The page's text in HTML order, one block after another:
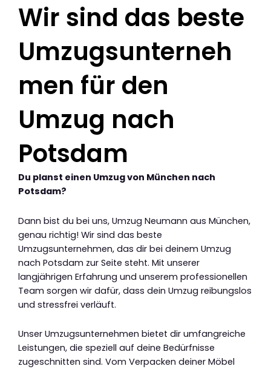
Wir sind das beste
Umzugsunterneh
men für den
Umzug nach
Potsdam
Du planst einen Umzug von München nach
Potsdam?
Dann bist du bei uns, Umzug Neumann aus München,
genau richtig! Wir sind das beste
Umzugsunternehmen, das dir bei deinem Umzug
nach Potsdam zur Seite steht. Mit unserer
langjährigen Erfahrung und unserem professionellen
Team sorgen wir dafür, dass dein Umzug reibungslos
und stressfrei verläuft.
Unser Umzugsunternehmen bietet dir umfangreiche
Leistungen, die speziell auf deine Bedürfnisse
zugeschnitten sind. Vom Verpacken deiner Möbel